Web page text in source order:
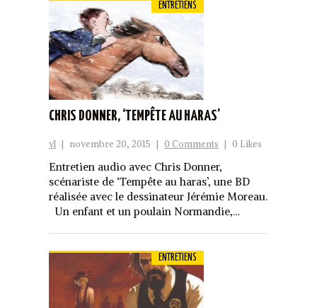
ENTRETIENS
CHRIS DONNER, ‘TEMPÊTE AU HARAS’
vl novembre 20, 2015 0 Comments 0 Likes
Entretien audio avec Chris Donner,
scénariste de ‘Tempête au haras’, une BD
réalisée avec le dessinateur Jérémie Moreau.
Un enfant et un poulain Normandie,…
ENTRETIENS